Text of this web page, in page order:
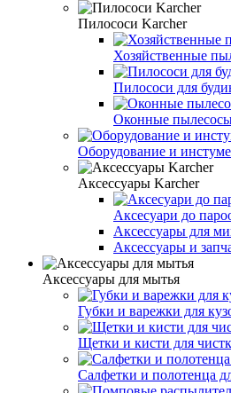
Пилососи Karcher
Хозяйственные
Пилососи для
Оконные
Оборудование и
Аксессуары Karcher
Аксесуари до
Аксессуары для
Аксессуары и
Аксессуары для мытья
Губки и варежки для
Щетки и кисти для
Салфетки и полотенца